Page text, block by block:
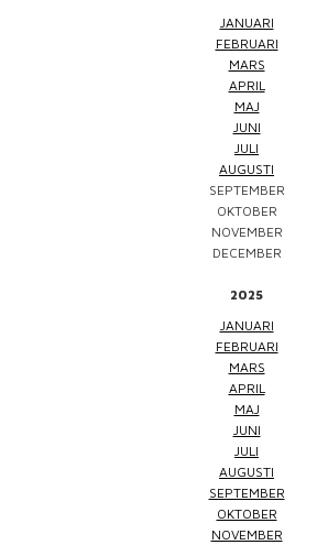
JANUARI
FEBRUARI
MARS
APRIL
MAJ
JUNI
JULI
AUGUSTI
SEPTEMBER
OKTOBER
NOVEMBER
DECEMBER
2025
JANUARI
FEBRUARI
MARS
APRIL
MAJ
JUNI
JULI
AUGUSTI
SEPTEMBER
OKTOBER
NOVEMBER